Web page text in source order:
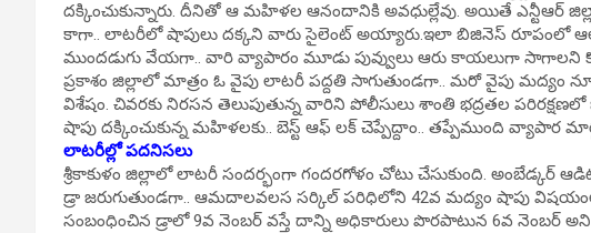
దక్కించుకున్నారు. దీనితో ఆ మహిళల ఆనందానికి అవధుల్లేవు. అయితే ఎన్టీఆర్
కాగా.. లాటరీలో షాపులు దక్కని వారు సైలెంట్ అయ్యారు.ఇలా బిజినెస్ రూపంలో
ముందడుగు వేయగా.. వారి వ్యాపారం మూడు పువ్వులు ఆరు కాయలుగా సాగాలని
ప్రకాశం జిల్లాలో మాత్రం ఓ వైపు లాటరీ పద్దతి సాగుతుండగా.. మరో వైపు
విశేషం. చివరకు నిరసన తెలుపుతున్న వారిని పోలీసులు శాంతి భద్రతల
షాపు దక్కించుకున్న మహిళలకు.. బెస్ట్ ఆఫ్ లక్ చెప్పేద్దాం.. తప్పేముంది వ్యాపార
లాటరీల్లో పదనిసలు
శ్రీకాకుళం జిల్లాలో లాటరీ సందర్భంగా గందరగోళం చోటు చేసుకుంది. అంబేడ్కర్
డ్రా జరుగుతుండగా.. ఆమదాలవలస సర్కిల్ పరిధిలోని 42వ మద్యం షాపు
సంబంధించిన డ్రాలో 9వ నెంబర్ వస్తే దాన్ని అధికారులు పొరపాటున 6వ నెంబర్